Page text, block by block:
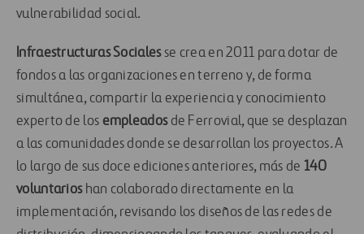
vulnerabilidad social.
Infraestructuras Socialesse crea en 2011 para dotar de
fondos a las organizaciones en terreno y, de forma
simultánea, compartir la experiencia y conocimiento
experto de los empleadosde Ferrovial, que se desplazan
a las comunidades donde se desarrollan los proyectos. A
lo largo de sus doce ediciones anteriores, más de 140
voluntarioshan colaborado directamente en la
implementación, revisando los diseños de las redes de